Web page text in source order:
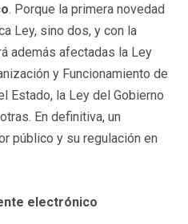
. Porque la primera novedad
Ley, sino dos, y con la
además afectadas la Ley
y Funcionamiento de
Estado, la Ley del Gobierno
En definitiva, un
público y su regulación en
electrónico